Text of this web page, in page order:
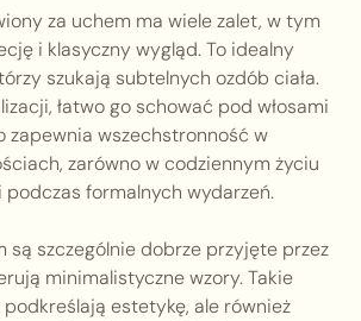
za uchem ma wiele zalet, w tym
i klasyczny wygląd. To idealny
szukają subtelnych ozdób ciała.
łatwo go schować pod włosami
zapewnia wszechstronność w
zarówno w codziennym życiu
podczas formalnych wydarzeń.
są szczególnie dobrze przyjęte przez
minimalistyczne wzory. Takie
estetykę, ale również